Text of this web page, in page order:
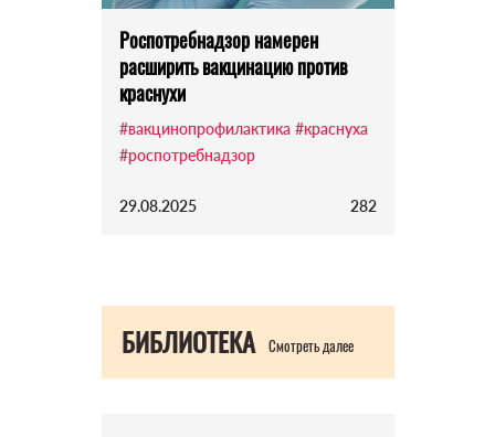
Роспотребнадзор намерен
расширить вакцинацию против
краснухи
#вакцинопрофилактика #краснуха
#роспотребнадзор
29.08.2025 282
БИБЛИОТЕКА Смотреть далее